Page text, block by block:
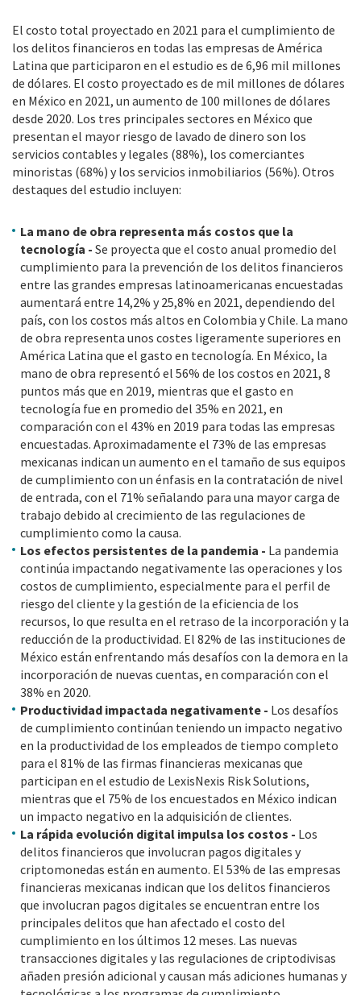
El costo total proyectado en 2021 para el cumplimiento de
los delitos financieros en todas las empresas de América
Latina que participaron en el estudio es de 6,96 mil millones
de dólares. El costo proyectado es de mil millones de dólares
en México en 2021, un aumento de 100 millones de dólares
desde 2020. Los tres principales sectores en México que
presentan el mayor riesgo de lavado de dinero son los
servicios contables y legales (88%), los comerciantes
minoristas (68%) y los servicios inmobiliarios (56%). Otros
destaques del estudio incluyen:
La mano de obra representa más costos que la
tecnología - Se proyecta que el costo anual promedio del
cumplimiento para la prevención de los delitos financieros
entre las grandes empresas latinoamericanas encuestadas
aumentará entre 14,2% y 25,8% en 2021, dependiendo del
país, con los costos más altos en Colombia y Chile. La mano
de obra representa unos costes ligeramente superiores en
América Latina que el gasto en tecnología. En México, la
mano de obra representó el 56% de los costos en 2021, 8
puntos más que en 2019, mientras que el gasto en
tecnología fue en promedio del 35% en 2021, en
comparación con el 43% en 2019 para todas las empresas
encuestadas. Aproximadamente el 73% de las empresas
mexicanas indican un aumento en el tamaño de sus equipos
de cumplimiento con un énfasis en la contratación de nivel
de entrada, con el 71% señalando para una mayor carga de
trabajo debido al crecimiento de las regulaciones de
cumplimiento como la causa.
Los efectos persistentes de la pandemia - La pandemia
continúa impactando negativamente las operaciones y los
costos de cumplimiento, especialmente para el perfil de
riesgo del cliente y la gestión de la eficiencia de los
recursos, lo que resulta en el retraso de la incorporación y la
reducción de la productividad. El 82% de las instituciones de
México están enfrentando más desafíos con la demora en la
incorporación de nuevas cuentas, en comparación con el
38% en 2020.
Productividad impactada negativamente - Los desafíos
de cumplimiento continúan teniendo un impacto negativo
en la productividad de los empleados de tiempo completo
para el 81% de las firmas financieras mexicanas que
participan en el estudio de LexisNexis Risk Solutions,
mientras que el 75% de los encuestados en México indican
un impacto negativo en la adquisición de clientes.
La rápida evolución digital impulsa los costos - Los
delitos financieros que involucran pagos digitales y
criptomonedas están en aumento. El 53% de las empresas
financieras mexicanas indican que los delitos financieros
que involucran pagos digitales se encuentran entre los
principales delitos que han afectado el costo del
cumplimiento en los últimos 12 meses. Las nuevas
transacciones digitales y las regulaciones de criptodivisas
añaden presión adicional y causan más adiciones humanas y